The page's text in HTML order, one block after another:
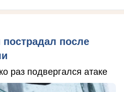
после
раз подвергался атаке